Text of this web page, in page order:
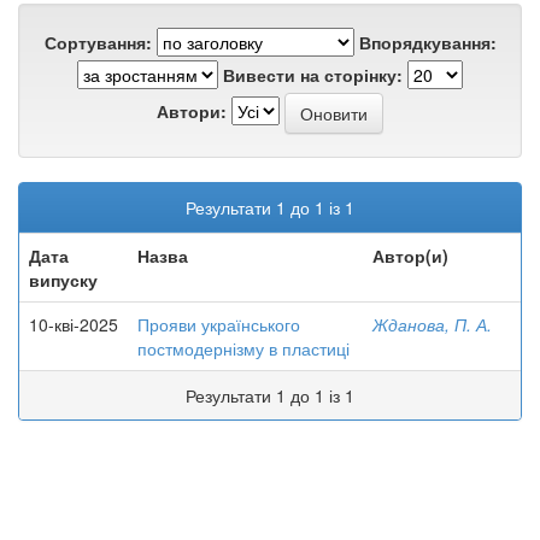
Сортування:
Впорядкування:
Вивести на сторінку:
Автори:
Результати 1 до 1 із 1
Дата
випуску
Назва Автор(и)
10-кві-2025
Прояви українського
постмодернізму в пластиці
Жданова, П. А.
Результати 1 до 1 із 1